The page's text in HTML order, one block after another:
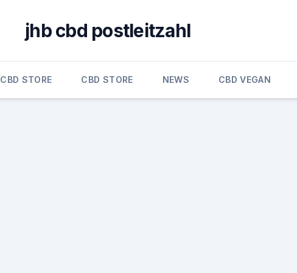
jhb cbd postleitzahl
CBD STORE CBD STORE NEWS CBD VEGAN